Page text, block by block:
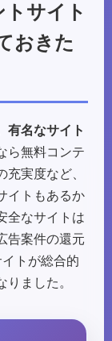
サイト
おきた
有名なサイト
ら無料コンテ
実度など、
イトもあるか
全なサイトは
告案件の還元
トが総合的
ました。